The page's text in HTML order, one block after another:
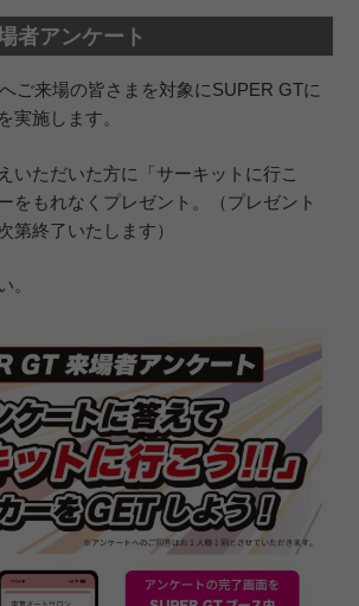
者アンケート
ご来場の皆さまを対象にSUPER GTに
実施します。
いただいた方に「サーキットに行こ
をもれなくプレゼント。（プレゼント
第終了いたします）
。